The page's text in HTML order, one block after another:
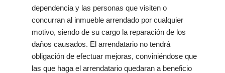
dependencia y las personas que visiten o
concurran al inmueble arrendado por cualquier
motivo, siendo de su cargo la reparación de los
daños causados. El arrendatario no tendrá
obligación de efectuar mejoras, conviniéndose que
las que haga el arrendatario quedaran a beneficio